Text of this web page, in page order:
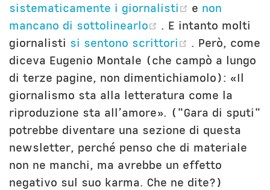
sistematicamente i giornalisti
(opens new
e non
mancano di sottolinearlo
(opens new
. E intanto molti
giornalisti si sentono scrittori (opens new
. Però, come
diceva Eugenio Montale (che campò a lungo
di terze pagine, non dimentichiamolo): «Il
giornalismo sta alla letteratura come la
riproduzione sta all’amore». ("Gara di sputi"
potrebbe diventare una sezione di questa
newsletter, perché penso che di materiale
non ne manchi, ma avrebbe un effetto
negativo sul suo karma. Che ne dite?)